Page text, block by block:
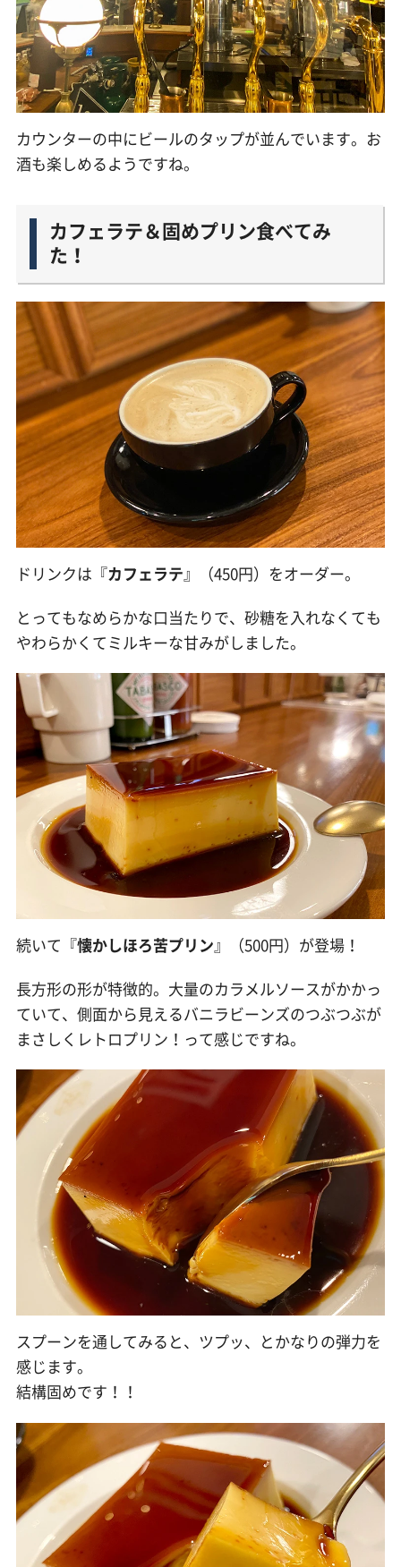
カウンターの中にビールのタップが並んでいます。お
酒も楽しめるようですね。
カフェラテ＆固めプリン食べてみ
た！
ドリンクは『カフェラテ』（450円）をオーダー。
とってもなめらかな口当たりで、砂糖を入れなくても
やわらかくてミルキーな甘みがしました。
続いて『懐かしほろ苦プリン』（500円）が登場！
長方形の形が特徴的。大量のカラメルソースがかかっ
ていて、側面から見えるバニラビーンズのつぶつぶが
まさしくレトロプリン！って感じですね。
スプーンを通してみると、ツプッ、とかなりの弾力を
感じます。
結構固めです！！